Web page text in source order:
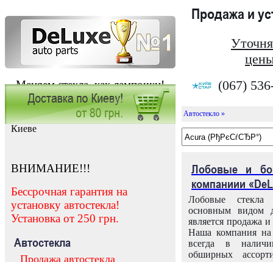
Меняем стекла, как лампочки!
Продажа и
(067)
Заказать установку автостекла в
Киеве
ВНИМАНИЕ!!!
Бессрочная гарантия на
установку автостекла!
Установка от 250 грн.
Автостекла
Продажа автостекла
Автостекло »
Лобовые и
компаниии
Лобовые
основным видом
является продажа и
Наша компания на
всегда в
обширных